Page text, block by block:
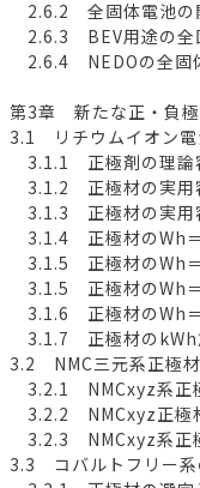
2.6.2 全固体電池の
2.6.3 BEV用途の全
2.6.4 NEDOの全固
第3章 新たな正・負極
3.1 リチウムイオン電
3.1.1 正極剤の理論
3.1.2 正極材の実用
3.1.3 正極材の実用
3.1.4 正極材のWh＝
3.1.5 正極材のWh＝
3.1.5 正極材のWh＝
3.1.6 正極材のWh＝
3.1.7 正極材のkWh
3.2 NMC三元系正極
3.2.1 NMCxyz系正
3.2.2 NMCxyz正極
3.2.3 NMCxyz系正
3.3 コバルトフリー系